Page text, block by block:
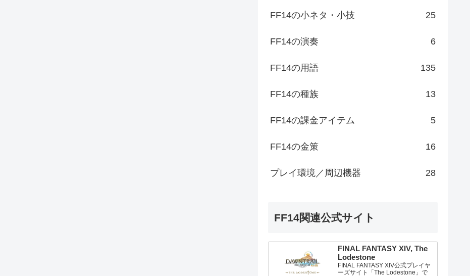
FF14の小ネタ・小技 25
FF14の演奏 6
FF14の用語 135
FF14の種族 13
FF14の課金アイテム 5
FF14の金策 16
プレイ環境／周辺機器 28
FF14関連公式サイト
FINAL FANTASY XIV, The
Lodestone
FINAL FANTASY XIV公式プレイヤ
ーズサイト「The Lodestone」で